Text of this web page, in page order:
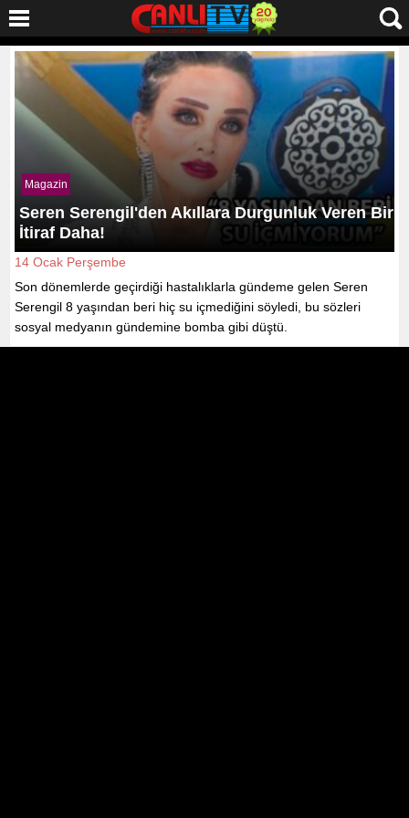
Magazin
Seren Serengil'den Akıllara Durgunluk Veren Bir
İtiraf Daha!
14 Ocak Perşembe
Son dönemlerde geçirdiği hastalıklarla gündeme gelen Seren
Serengil 8 yaşından beri hiç su içmediğini söyledi, bu sözleri
sosyal medyanın gündemine bomba gibi düştü.